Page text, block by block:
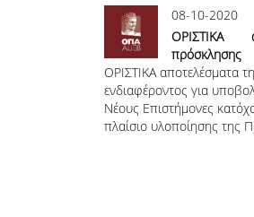
08-10-2020
ΟΡΙΣΤΙΚΑ
Ακαδημαϊκής
σε Νέους
Οικονομικό
ΟΡΙΣΤΙΚΑ αποτελέσματα
ενδιαφέροντος για
Νέους Επιστήμονες
πλαίσιο υλοποίησης της
Διδακτικής Εμπειρίας σε
Διδακτορικού 2020 –